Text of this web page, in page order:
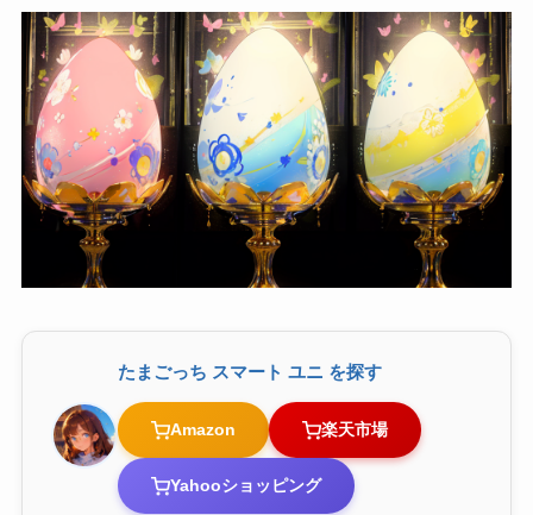
たまごっち スマート ユニ を探す
Amazon 楽天市場
Yahooショッピング